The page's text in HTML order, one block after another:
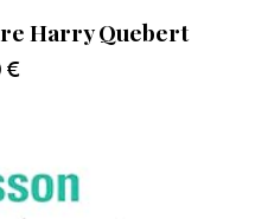
Harry Quebert
€